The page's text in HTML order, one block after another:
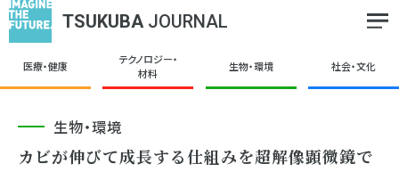
TSUKUBA JOURNAL
医療・健康
テクノロジー・
材料
生物・環境 社会・文化
生物・環境
カビが伸びて成長する仕組みを超解像顕微鏡で